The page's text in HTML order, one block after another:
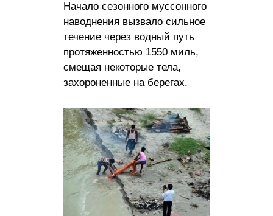
Начало сезонного муссонного
наводнения вызвало сильное
течение через водный путь
протяженностью 1550 миль,
смещая некоторые тела,
захороненные на берегах.